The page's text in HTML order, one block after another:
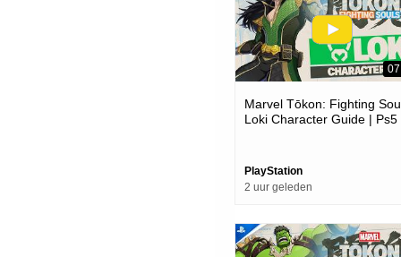
Marvel Tōkon: Fighting
Loki Character Guide | Ps5
PlayStation
2 uur geleden